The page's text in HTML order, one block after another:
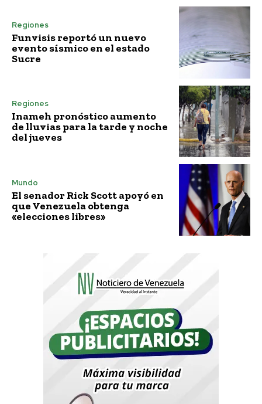
Regiones
Funvisis reportó un nuevo
evento sísmico en el estado
Sucre
Regiones
Inameh pronóstico aumento
de lluvias para la tarde y noche
del jueves
Mundo
El senador Rick Scott apoyó en
que Venezuela obtenga
«elecciones libres»